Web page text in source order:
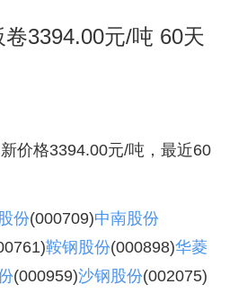
3394.00元/吨 60天
价格3394.00元/吨，最近60
份(000709)中南股份
鞍钢股份(000898)华菱
(000959)沙钢股份(002075)